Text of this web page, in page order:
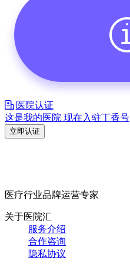
医院认证
这是我的医院 现在入驻丁香号
立即认证
医疗行业品牌运营专家
关于医院汇
服务介绍
合作咨询
隐私协议